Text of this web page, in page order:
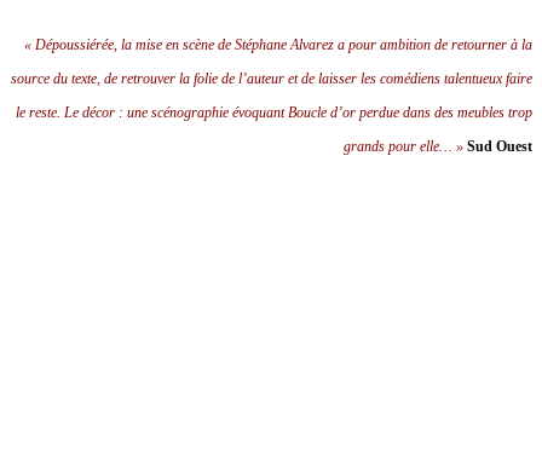
« Dépoussiérée, la mise en scène de Stéphane Alvarez a pour ambition de retourner à la
source du texte, de retrouver la folie de l’auteur et de laisser les comédiens talentueux faire
le reste. Le décor : une scénographie évoquant Boucle d’or perdue dans des meubles trop
grands pour elle… » Sud Ouest